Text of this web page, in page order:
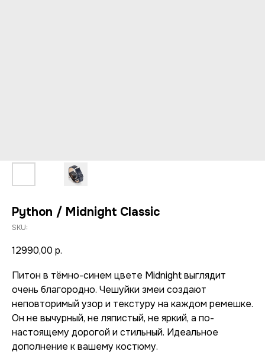
Python / Midnight Classic
SKU:
12990,00 р.
Питон в тёмно-синем цвете Midnight выглядит
очень благородно. Чешуйки змеи создают
неповторимый узор и текстуру на каждом ремешке.
Он не вычурный, не ляпистый, не яркий, а по-
настоящему дорогой и стильный. Идеальное
дополнение к вашему костюму.